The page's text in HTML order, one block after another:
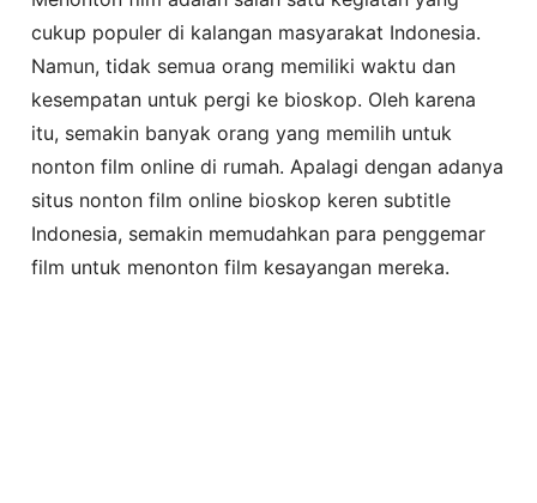
cukup populer di kalangan masyarakat Indonesia.
Namun, tidak semua orang memiliki waktu dan
kesempatan untuk pergi ke bioskop. Oleh karena
itu, semakin banyak orang yang memilih untuk
nonton film online di rumah. Apalagi dengan adanya
situs nonton film online bioskop keren subtitle
Indonesia, semakin memudahkan para penggemar
film untuk menonton film kesayangan mereka.